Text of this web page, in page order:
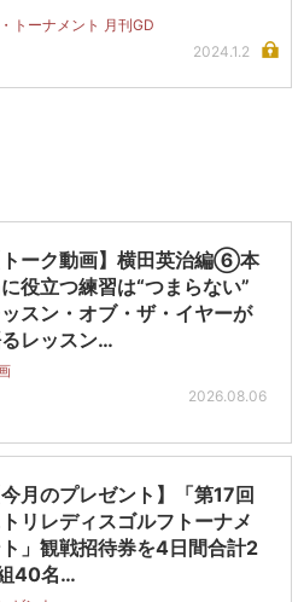
トーナメント 月刊GD
2024.1.2
トーク動画】横田英治編⑥本
役立つ練習は“つまらない”
スン・オブ・ザ・イヤーが
レッスン…
2026.08.06
今月のプレゼント】「第17回
リレディスゴルフトーナメ
」観戦招待券を4日間合計2
40名…